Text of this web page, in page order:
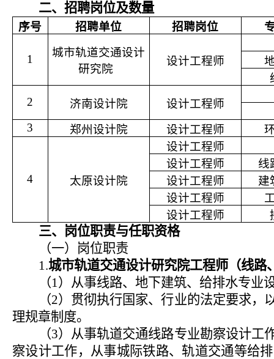
二、招聘岗位及数量
序号 招聘单位 招聘岗位
1
城市轨道交通设计
研究院
设计工程师
2
济南设计院
设计工程师
3
郑州设计院 设计工程师
4 太原设计院
设计工程师
设计工程师
线
设计工程师
建
设计工程师
设计工程师
三、岗位职责与任职资格
（一）岗位职责
1.城市轨道交通设计研究院工程师（线路
（1）从事线路、地下建筑、给排水专业
（2）贯彻执行国家、行业的法定要求，
理规章制度。
（3）从事轨道交通线路专业勘察设计工
察设计工作，从事城际铁路、轨道交通等给